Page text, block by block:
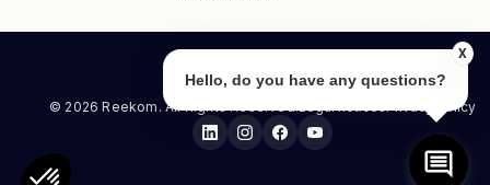
© 2026 Reekom. All Rights Reserved. Privacy Policy
X
Hello, do you have any questions?